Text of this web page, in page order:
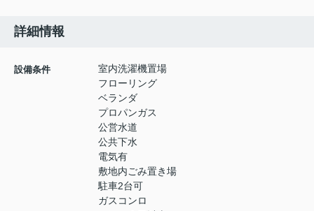
詳細情報
設備条件
室内洗濯機置場
フローリング
ベランダ
プロパンガス
公営水道
公共下水
電気有
敷地内ごみ置き場
駐車2台可
ガスコンロ